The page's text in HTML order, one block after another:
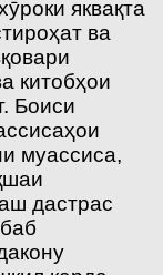
яквақта
ва
китобҳои
Боиси
муассиса,
дастрас